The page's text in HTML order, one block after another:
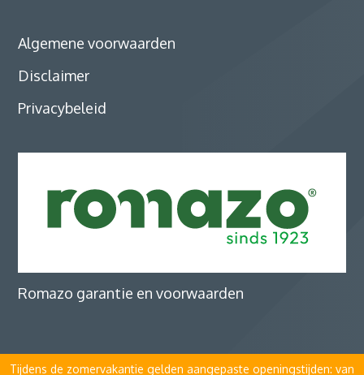
Algemene voorwaarden
Disclaimer
Privacybeleid
Romazo garantie en voorwaarden
Tijdens de zomervakantie gelden aangepaste openingstijden: van